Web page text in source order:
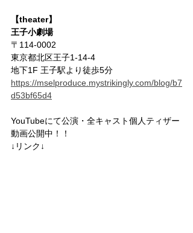
【theater】
王子小劇場
〒114-0002
東京都北区王子1-14-4
地下1F 王子駅より徒歩5分
https://mselproduce.mystrikingly.com/blog/b7
d53bf65d4
YouTubeにて公演・全キャスト個人ティザー
動画公開中！！
↓リンク↓